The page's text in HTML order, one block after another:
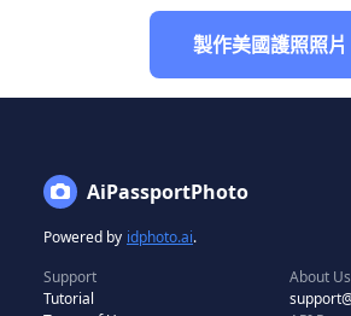
製作美國護照照片
AiPassportPhoto
Powered by idphoto.ai.
Support
Tutorial
About Us